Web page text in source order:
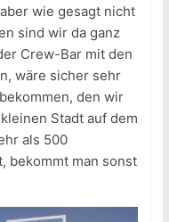
wie gesagt nicht
sind wir da ganz
Crew-Bar mit den
wäre sicher sehr
den wir
Stadt auf dem
als 500
bekommt man sonst